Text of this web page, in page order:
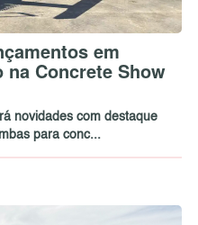
em
Concrete Show
novidades com destaque
para conc...